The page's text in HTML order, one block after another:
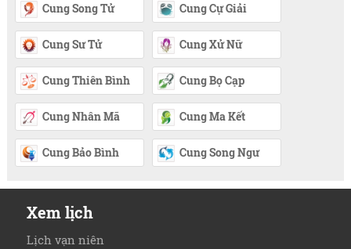
Cung Song Tử Cung Cự Giải
Cung Sư Tử Cung Xử Nữ
Cung Thiên Bình Cung Bọ Cạp
Cung Nhân Mã Cung Ma Kết
Cung Bảo Bình Cung Song Ngư
Xem lịch
Lịch vạn niên